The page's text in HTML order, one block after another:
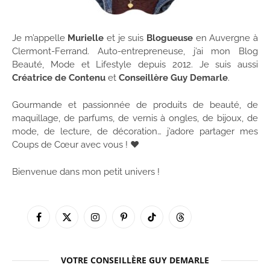
Je m’appelle Murielle et je suis Blogueuse en Auvergne à
Clermont-Ferrand. Auto-entrepreneuse, j’ai mon Blog
Beauté, Mode et Lifestyle depuis 2012. Je suis aussi
Créatrice de Contenu et Conseillère Guy Demarle.
Gourmande et passionnée de produits de beauté, de
maquillage, de parfums, de vernis à ongles, de bijoux, de
mode, de lecture, de décoration… j’adore partager mes
Coups de Cœur avec vous ! ♥
Bienvenue dans mon petit univers !
Facebook
X
InstagramPinterestTikTok Threads
VOTRE CONSEILLÈRE GUY DEMARLE